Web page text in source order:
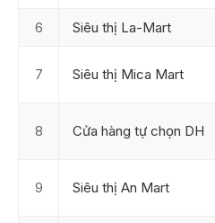
6 Siêu thị La-Mart
7 Siêu thị Mica Mart
8 Cửa hàng tự chọn DH
9 Siêu thị An Mart